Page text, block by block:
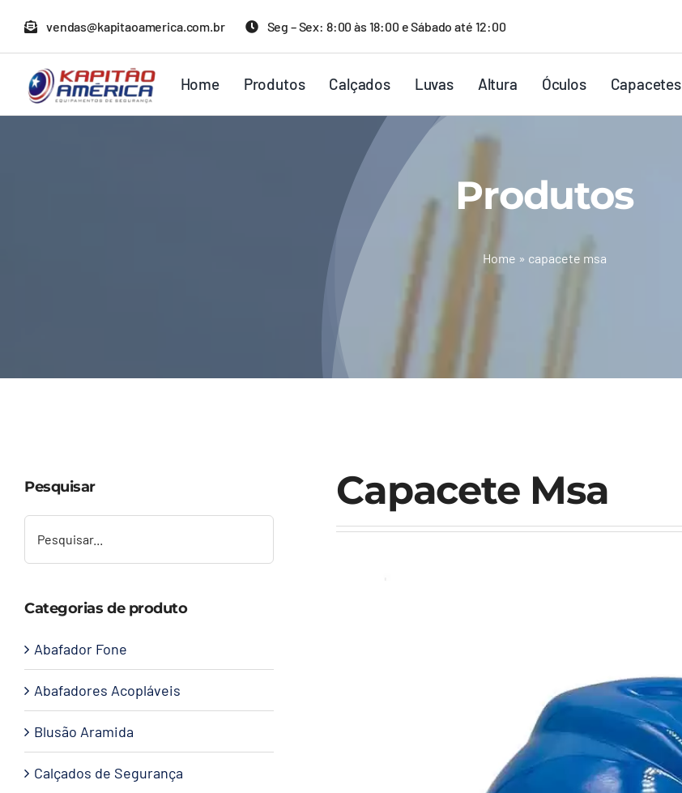
para
conteúdo
vendas@kapitaoamerica.com.br Seg – Sex: 8:00 às 18:00 e Sábado até 12:00
Home Produtos Calçados Luvas Altura Óculos Capacetes
Produtos
Home » capacete msa
Capacete Msa
Pesquisar
Categorias de produto
Abafador Fone
Abafadores Acopláveis
Blusão Aramida
Calçados de Segurança